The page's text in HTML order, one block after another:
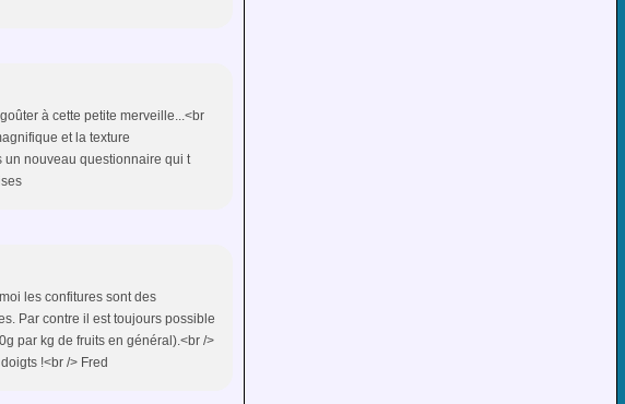
à cette petite merveille...<br
et la texture
un nouveau questionnaire qui t
les confitures sont des
Par contre il est toujours possible
par kg de fruits en général).<br />
!<br /> Fred